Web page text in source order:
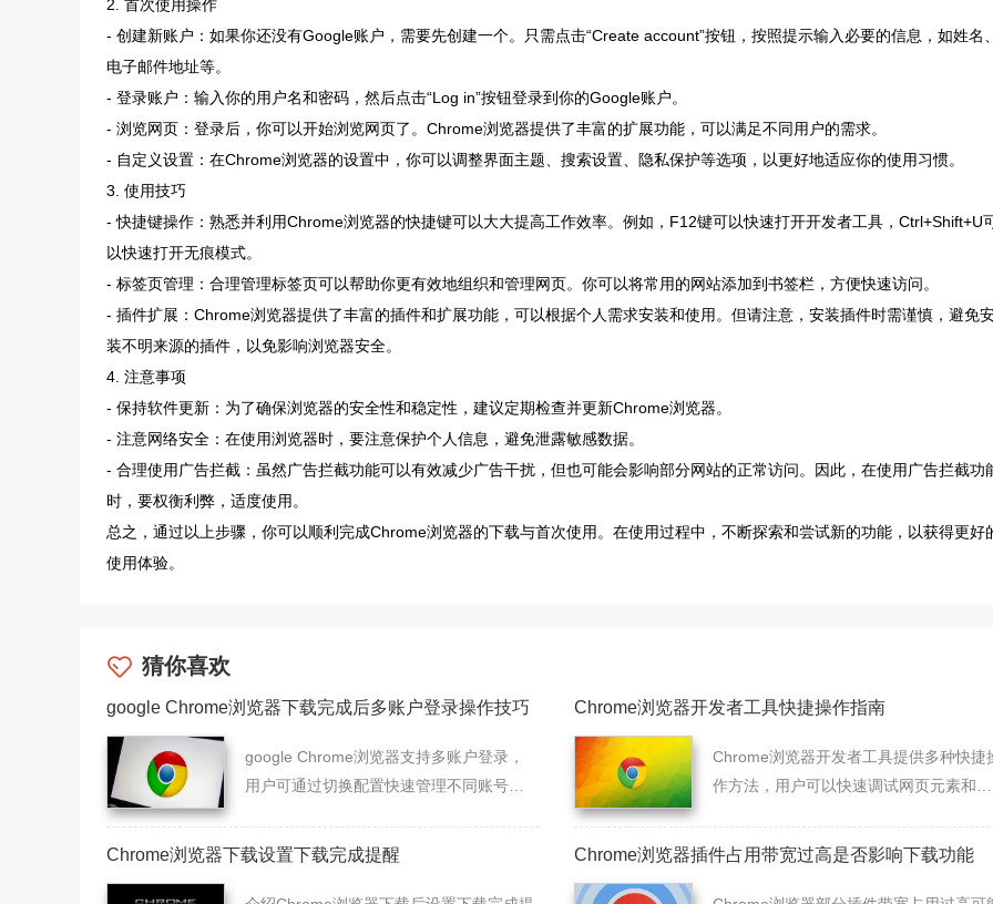
2. 首次使用操作
- 创建新账户：如果你还没有Google账户，需要先创建一个。只需点击“Create account”按钮，按照提示输入必要的信息，如姓名、
电子邮件地址等。
- 登录账户：输入你的用户名和密码，然后点击“Log in”按钮登录到你的Google账户。
- 浏览网页：登录后，你可以开始浏览网页了。Chrome浏览器提供了丰富的扩展功能，可以满足不同用户的需求。
- 自定义设置：在Chrome浏览器的设置中，你可以调整界面主题、搜索设置、隐私保护等选项，以更好地适应你的使用习惯。
3. 使用技巧
- 快捷键操作：熟悉并利用Chrome浏览器的快捷键可以大大提高工作效率。例如，F12键可以快速打开开发者工具，Ctrl+Shift+U
以快速打开无痕模式。
- 标签页管理：合理管理标签页可以帮助你更有效地组织和管理网页。你可以将常用的网站添加到书签栏，方便快速访问。
- 插件扩展：Chrome浏览器提供了丰富的插件和扩展功能，可以根据个人需求安装和使用。但请注意，安装插件时需谨慎，避免
装不明来源的插件，以免影响浏览器安全。
4. 注意事项
- 保持软件更新：为了确保浏览器的安全性和稳定性，建议定期检查并更新Chrome浏览器。
- 注意网络安全：在使用浏览器时，要注意保护个人信息，避免泄露敏感数据。
- 合理使用广告拦截：虽然广告拦截功能可以有效减少广告干扰，但也可能会影响部分网站的正常访问。因此，在使用广告拦截功
时，要权衡利弊，适度使用。
总之，通过以上步骤，你可以顺利完成Chrome浏览器的下载与首次使用。在使用过程中，不断探索和尝试新的功能，以获得更好
使用体验。
猜你喜欢
google Chrome浏览器下载完成后多账户登录操作技巧
google Chrome浏览器支持多账户登录，
用户可通过切换配置快速管理不同账号数
浏览与数据分离。
Chrome浏览器开发者工具快捷操作指南
Chrome浏览器开发者工具提供多种快捷
作方法，用户可以快速调试网页元素和性
率，加快工作流程。
Chrome浏览器下载设置下载完成提醒 Chrome浏览器插件占用带宽过高是否影响下载功能